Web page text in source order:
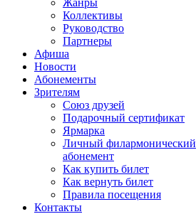
Жанры
Коллективы
Руководство
Партнеры
Афиша
Новости
Абонементы
Зрителям
Союз друзей
Подарочный сертификат
Ярмарка
Личный филармонический
абонемент
Как купить билет
Как вернуть билет
Правила посещения
Контакты